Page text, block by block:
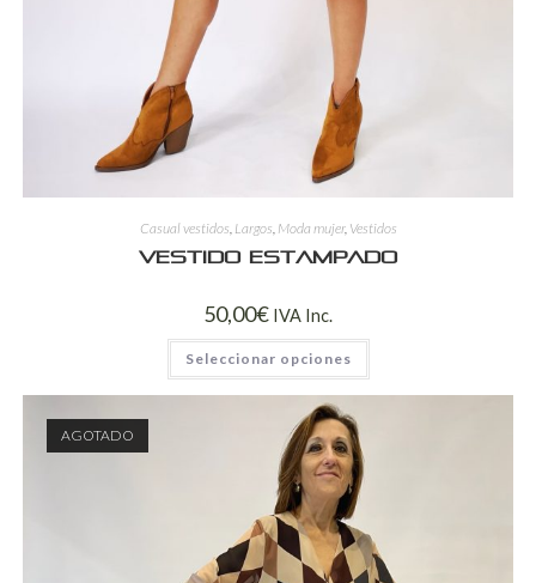
Casual vestidos, Largos, Moda mujer, Vestidos
Vestido estampado
50,00€ IVA Inc.
Seleccionar opciones
AGOTADO